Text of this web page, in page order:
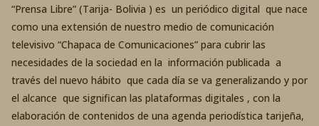
“Prensa Libre” (Tarija- Bolivia ) es un periódico digital que nace
como una extensión de nuestro medio de comunicación
televisivo “Chapaca de Comunicaciones” para cubrir las
necesidades de la sociedad en la información publicada a
través del nuevo hábito que cada día se va generalizando y por
el alcance que significan las plataformas digitales , con la
elaboración de contenidos de una agenda periodística tarijeña,